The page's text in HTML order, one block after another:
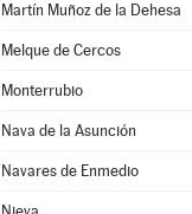
Martín Muñoz de la Dehesa
Melque de Cercos
Monterrubio
Nava de la Asunción
Navares de Enmedio